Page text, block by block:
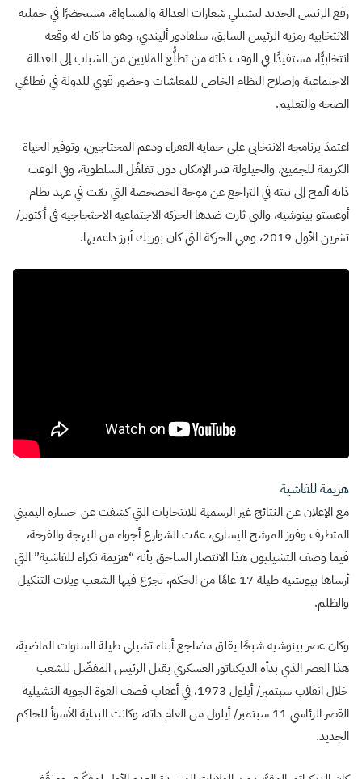
رفع الرئيس الجديد لتشيلي شعارات العدالة والمساواة، مستحضرًا في حملته
الانتخابية رمزية الرئيس السابق، سلفادور أليندي، وهو ما كان له وقعه
انتخابيًّا، مستفيدًا في الوقت ذاته من تطلُّع الملايين من الشباب إلى العدالة
الاجتماعية وإصلاح النظام الخاص للمعاشات وحضور قوي للدولة في قطاعَي
الصحة والتعليم.
اعتمدَ برنامجه الانتخابي على حماية الفقراء ودعم المحتاجين، وتوفير الحياة
الكريمة للجميع، والحيلولة قدر الإمكان دون تغلغُل السلطوية، وفي الوقت
ذاته ألمح إلى نيته في التراجع عن موجة الخصخصة التي تمّت في عهد نظام
أوغستو بينوشيه، والتي ثارت ضدها الحركة الاجتماعية الاحتجاجية في أكتوبر/
تشرين الأول 2019، وهي الحركة التي كان بوريك أبرز داعميها.
هزيمة للفاشية
مع الإعلان عن النتائج غير الرسمية للانتخابات التي كشفت عن خسارة اليميني
المتطرف وفوز المرشح اليساري، عمّت الشوارع أجواء من البهجة والفرحة،
فيما وصف التشيليون هذا الانتصار الساحق بأنه “هزيمة نكراء للفاشية” التي
أرساها بيونشيه طيلة 17 عامًا من الحكم، تجرّع فيها الشعب ويلات التنكيل
والظلم.
وكان عصر بينوشيه شبحًا يقلق مضاجع أبناء تشيلي طيلة السنوات الماضية،
هذا العصر الذي بدأه الديكتاتور العسكري بقتل الرئيس المفضّل للشعب
خلال انقلاب سبتمبر/ أيلول 1973، في أعقاب قصف القوة الجوية التشيلية
القصر الرئاسي 11 سبتمبر/ أيلول من العام ذاته، وكانت البداية الأسوأ للحاكم
الجديد.